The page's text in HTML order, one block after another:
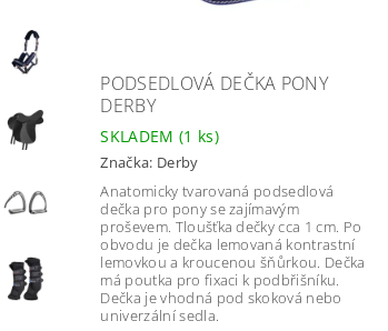
PODSEDLOVÁ DEČKA PONY
DERBY
SKLADEM (1 ks)
Značka: Derby
Anatomicky tvarovaná podsedlová
dečka pro pony se zajímavým
proševem. Tloušťka dečky cca 1 cm. Po
obvodu je dečka lemovaná kontrastní
lemovkou a kroucenou šňůrkou. Dečka
má poutka pro fixaci k podbřišníku.
Dečka je vhodná pod skoková nebo
univerzální sedla.